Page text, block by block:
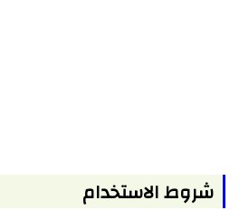
شروط الاستخدام